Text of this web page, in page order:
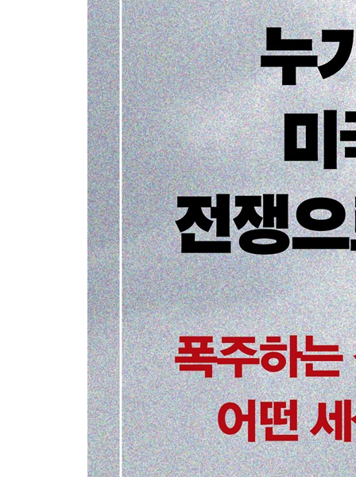
4장 죽음을 파는 상인들
록히드 마틴과 F-35 : 펜타곤 역사상 가장 비싸
방산업체의 화려한 행보와 ‘회전문 인사’ 동맹 |
2부 전쟁 기계의 비용
5장 해외에서는 끝없는 전쟁, 국내에서는 끝없는
굶주림과 상처에 시달리는 참전 용사들 | 전쟁 경
놀라운 경제적 이익을 가져다준다는 주장의 실상
6장 해외 군사기지와 군사 과잉 확장의 비용
전 세계 포괄 군사 전략 : 80개국, 17만 명, 연간
전력 투입의 핵심 거점 | 람슈타인 : 아프리카와
지속 가능한 전쟁 | 해외 기지 운용의 걸림돌 : 광
3부 전쟁 기계의 판매
7장 전쟁 기계의 로비스트들은 어떻게 워싱턴을 설
‘쓰레기 같은 작은 배’ 연안전투함 사업이 살아
로비스트들이 미국의 국방 정책을 좌우한다 | 회
정부를 위해서도 일하는 로비스트들
8장 조작된 합의 : 매수될 준비가 되어 있는 싱크탱